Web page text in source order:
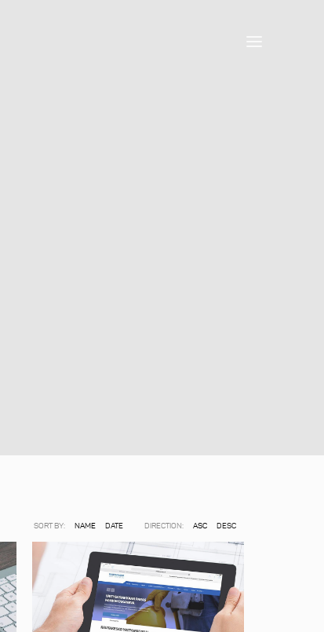
SORT BY: NAME DATE DIRECTION: ASC DESC